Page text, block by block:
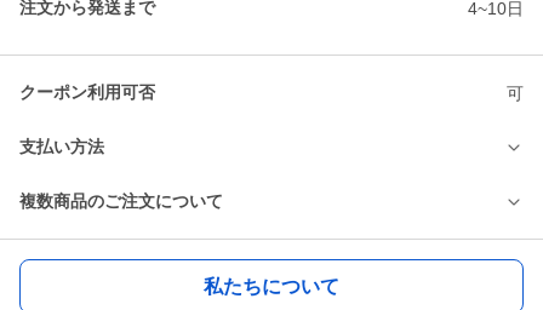
注文から発送まで 4~10日
クーポン利用可否 可
支払い方法
複数商品のご注文について
私たちについて